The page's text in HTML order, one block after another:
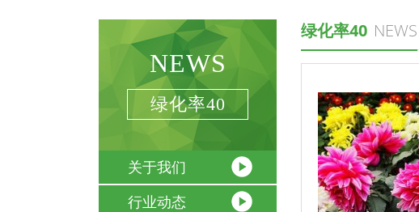
NEWS
绿化率40
关于我们
行业动态
绿化率40 NEWS